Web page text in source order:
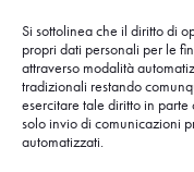
Si sottolinea che il diritto di
propri dati personali per le
attraverso modalità
tradizionali restando
esercitare tale diritto in parte
solo invio di comunicazioni
automatizzati.